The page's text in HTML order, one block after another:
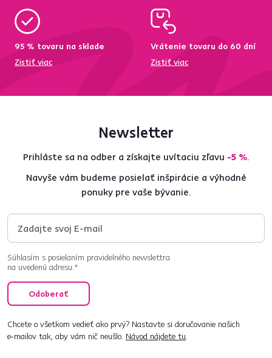
95 % tovaru na sklade
Zistiť viac
Vrátenie tovaru do 60 dní
Zistiť viac
Newsletter
Prihláste sa na odber a získajte uvítaciu zľavu -5 %.
Navyše vám budeme posielať inšpirácie a výhodné
ponuky pre vaše bývanie.
Súhlasím s posielaním pravidelného newslettra
na uvedenú adresu.*
Odoberať
Chcete o všetkom vedieť ako prvý? Nastavte si doručovanie našich
e‑mailov tak, aby vám nič neušlo. Návod nájdete tu.